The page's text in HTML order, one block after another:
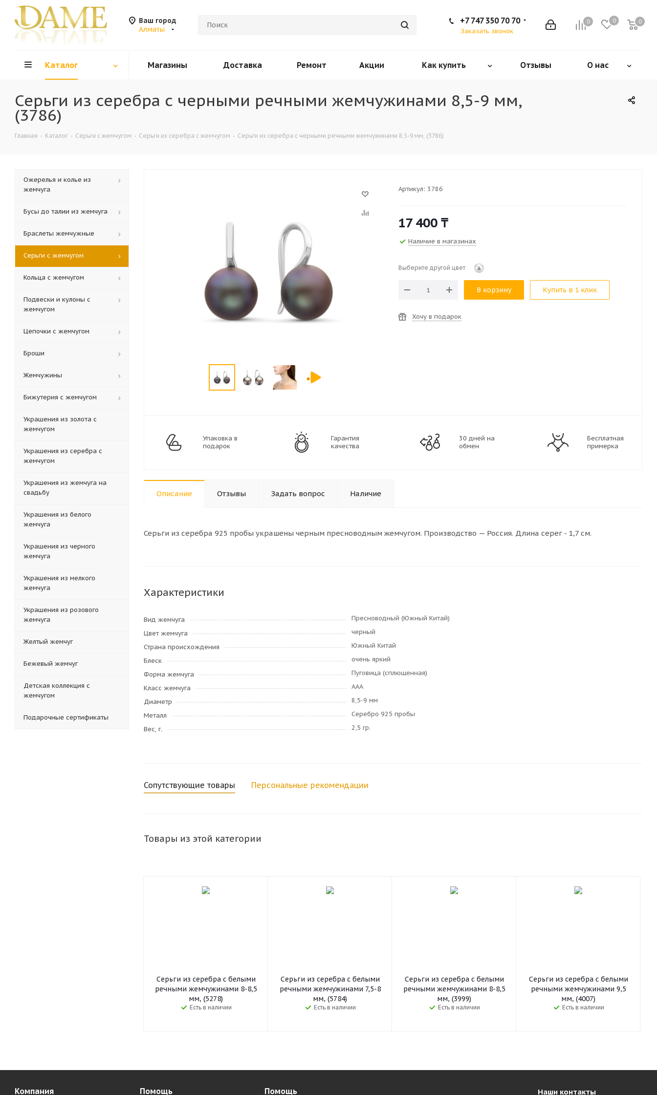
Ваш город
Алматы
0 0 0
+7 747 350 70 70
Заказать звонок
Каталог Магазины Доставка Ремонт Акции Как купить Отзывы О нас
Серьги из серебра с черными речными жемчужинами 8,5-9 мм,
(3786)
Главная - Каталог - Серьги с жемчугом - Серьги из серебра с жемчугом - Серьги из серебра с черными речными жемчужинами 8,5-9 мм, (3786)
Артикул: 3786
17 400 ₸
Наличие в магазинах
Выберите другой цвет
В корзину Купить в 1 клик
Хочу в подарок
Упаковка в
подарок
Гарантия
качества
30 дней на
обмен
Бесплатная
примерка
Описание Отзывы Задать вопрос Наличие
Серьги из серебра 925 пробы украшены черным пресноводным жемчугом. Производство — Россия. Длина серег - 1,7 см.
Характеристики
Вид жемчуга
Пресноводный (Южный Китай)
Цвет жемчуга
черный
Страна происхождения
Южный Китай
Блеск
очень яркий
Форма жемчуга
Пуговица (сплющенная)
Класс жемчуга
AAA
Диаметр
8,5-9 мм
Металл
Серебро 925 пробы
Вес, г.
2,5 гр.
Сопутствующие товары Персональные рекомендации
Товары из этой категории
Серьги из серебра c белыми
речными жемчужинами 8-8,5
мм, (5278)
Есть в наличии
Серьги из серебра c белыми
речными жемчужинами 7,5-8
мм, (5784)
Есть в наличии
Серьги из серебра c белыми
речными жемчужинами 8-8,5
мм, (3999)
Есть в наличии
Серьги из серебра c белыми
речными жемчужинами 9,5
мм, (4007)
Есть в наличии
Ожерелья и колье из
жемчуга
Бусы до талии из жемчуга
Браслеты жемчужные
Серьги с жемчугом
Кольца c жемчугом
Подвески и кулоны с
жемчугом
Цепочки с жемчугом
Броши
Жемчужины
Бижутерия с жемчугом
Украшения из золота с
жемчугом
Украшения из серебра с
жемчугом
Украшения из жемчуга на
свадьбу
Украшения из белого
жемчуга
Украшения из черного
жемчуга
Украшения из мелкого
жемчуга
Украшения из розового
жемчуга
Желтый жемчуг
Бежевый жемчуг
Детская коллекция с
жемчугом
Подарочные сертификаты
Компания Помощь Помощь Наши контакты